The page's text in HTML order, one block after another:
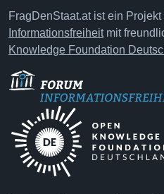
FragDenStaat.at ist ein Projekt
Informationsfreiheitmit
Knowledge Foundation